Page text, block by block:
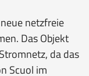
netzfreie
Das Objekt
da das
Scuol im